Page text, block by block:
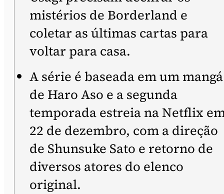
mistérios de Borderland e
coletar as últimas cartas para
voltar para casa.
A série é baseada em um mangá
de Haro Aso e a segunda
temporada estreia na Netflix
22 de dezembro, com a direção
de Shunsuke Sato e retorno de
diversos atores do elenco
original.